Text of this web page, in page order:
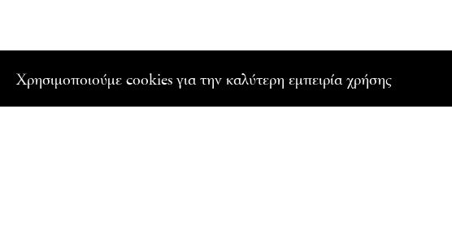
Xρησιμοποιούμε cookies για την καλύτερη εμπειρία χρήσης